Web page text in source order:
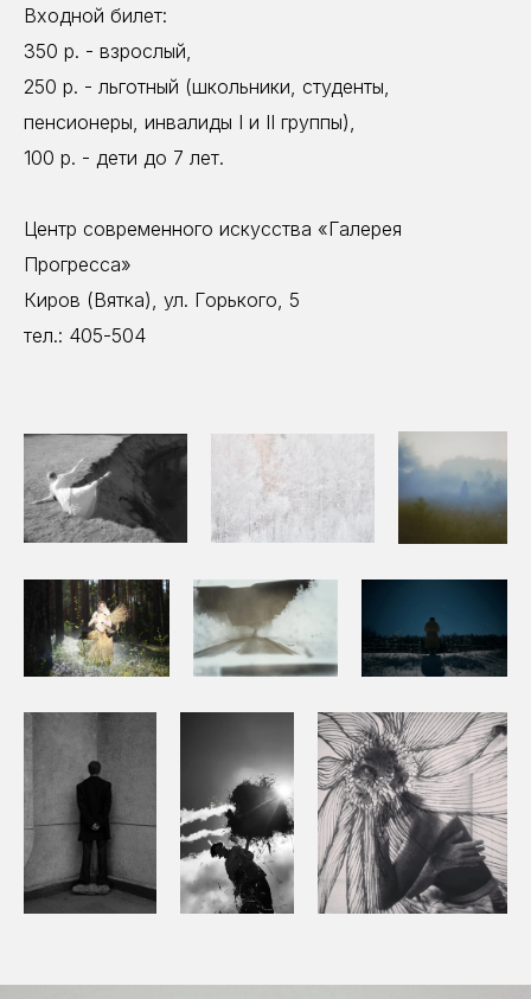
Входной билет:
350 р. - взрослый,
250 р. - льготный (школьники, студенты,
пенсионеры, инвалиды I и II группы),
100 р. - дети до 7 лет.
Центр современного искусства «Галерея
Прогресса»
Киров (Вятка), ул. Горького, 5
тел.: 405-504